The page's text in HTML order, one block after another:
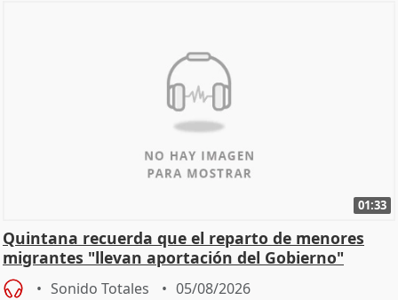
01:33
Quintana recuerda que el reparto de menores
migrantes "llevan aportación del Gobierno"
central
Sonido Totales 05/08/2026